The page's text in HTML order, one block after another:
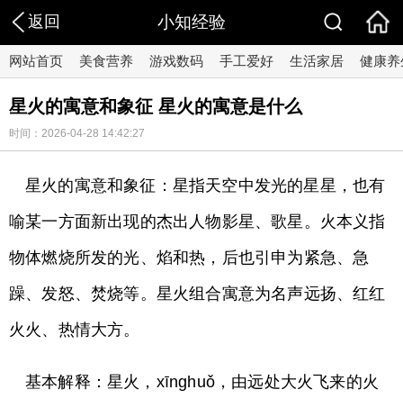
返回 小知经验
网站首页 美食营养 游戏数码 手工爱好 生活家居 健康养
星火的寓意和象征 星火的寓意是什么
时间：2026-04-28 14:42:27
星火的寓意和象征：星指天空中发光的星星，也有
喻某一方面新出现的杰出人物影星、歌星。火本义指
物体燃烧所发的光、焰和热，后也引申为紧急、急
躁、发怒、焚烧等。星火组合寓意为名声远扬、红红
火火、热情大方。
基本解释：星火，xīnghuǒ，由远处大火飞来的火